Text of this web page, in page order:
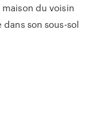
du voisin
son sous-sol